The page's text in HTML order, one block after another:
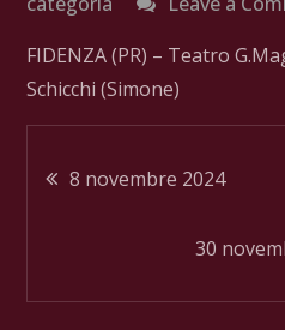
FIDENZA (PR) – Teatro
Schicchi (Simone)
articoli
8 novembre 2024
30